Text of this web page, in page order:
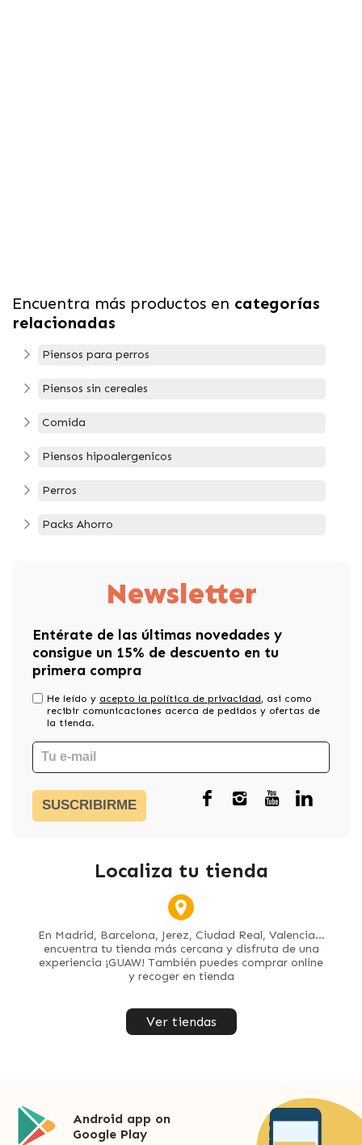
Encuentra más productos en categorías
relacionadas
Piensos para perros
Piensos sin cereales
Comida
Piensos hipoalergenicos
Perros
Packs Ahorro
Newsletter
Entérate de las últimas novedades y
consigue un 15% de descuento en tu
primera compra
He leído y acepto la política de privacidad, asi como
recibir comunicaciones acerca de pedidos y ofertas de
la tienda.
SUSCRIBIRME
Localiza tu tienda
En Madrid, Barcelona, Jerez, Ciudad Real, Valencia...
encuentra tu tienda más cercana y disfruta de una
experiencia ¡GUAW! También puedes comprar online
y recoger en tienda
Ver tiendas
Android app on
Google Play